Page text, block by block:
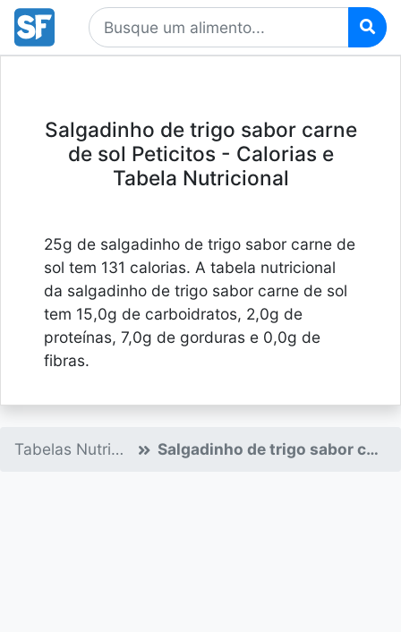
Salgadinho de trigo sabor carne
de sol Peticitos - Calorias e
Tabela Nutricional
25g de salgadinho de trigo sabor carne de
sol tem 131 calorias. A tabela nutricional
da salgadinho de trigo sabor carne de sol
tem 15,0g de carboidratos, 2,0g de
proteínas, 7,0g de gorduras e 0,0g de
fibras.
Tabelas Nutricionais Salgadinho de trigo sabor carne de sol